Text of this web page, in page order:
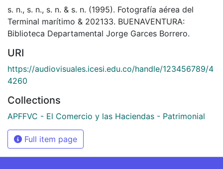
s. n., s. n., s. n. & s. n. (1995). Fotografía aérea del
Terminal marítimo & 202133. BUENAVENTURA:
Biblioteca Departamental Jorge Garces Borrero.
URI
https://audiovisuales.icesi.edu.co/handle/123456789/4
4260
Collections
APFFVC - El Comercio y las Haciendas - Patrimonial
Full item page